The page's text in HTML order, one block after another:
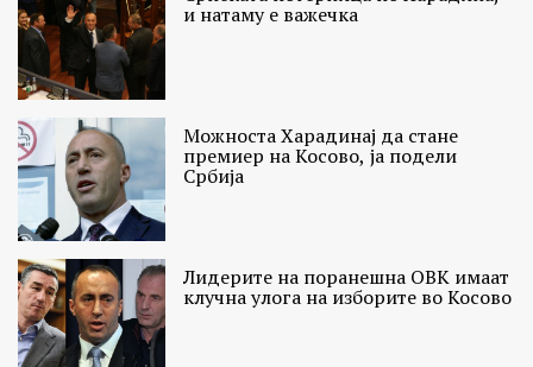
и натаму е важечка
Можноста Харадинај да стане
премиер на Косово, ја подели
Србија
Лидерите на поранешна ОВК имаат
клучна улога на изборите во Косово